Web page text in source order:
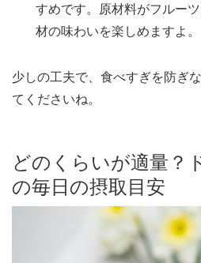
すめです。原材料がフルー
材の味わいを楽しめますよ。
少しの工夫で、食べすぎを防ぎ
てくださいね。
どのくらいが適量？
の毎日の摂取目安